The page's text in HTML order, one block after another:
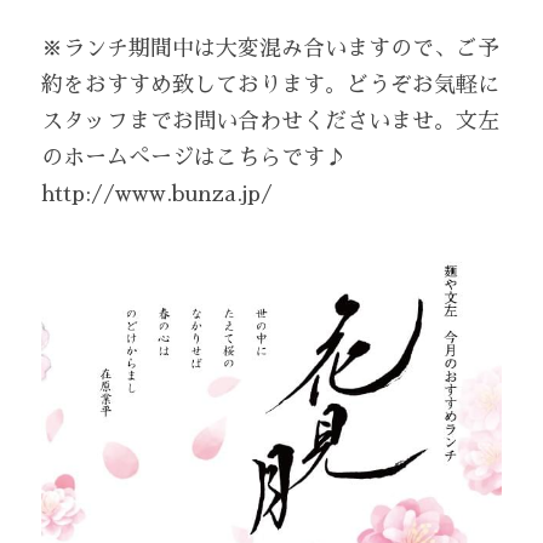
※ランチ期間中は大変混み合いますので、ご予
約をおすすめ致しております。どうぞお気軽に
スタッフまでお問い合わせくださいませ。文左
のホームぺージはこちらです♪
http://www.bunza.jp/